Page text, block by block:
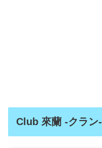
Club 來蘭 -クラン-